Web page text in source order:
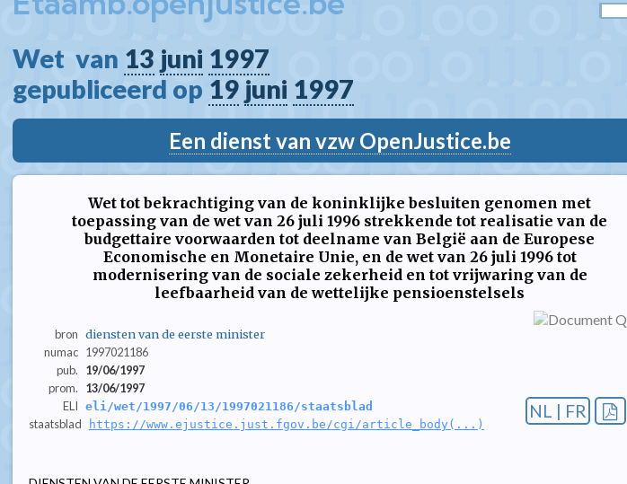
Wet  van 13 juni 1997
gepubliceerd op 19 juni 1997
Een dienst van vzw OpenJustice.be
Wet tot bekrachtiging van de koninklijke besluiten genomen met
toepassing van de wet van 26 juli 1996 strekkende tot realisatie van de
budgettaire voorwaarden tot deelname van België aan de Europese
Economische en Monetaire Unie, en de wet van 26 juli 1996 tot
modernisering van de sociale zekerheid en tot vrijwaring van de
leefbaarheid van de wettelijke pensioenstelsels
bron diensten van de eerste minister
numac 1997021186
pub.
19/06/1997
prom.
13/06/1997
ELI eli/wet/1997/06/13/1997021186/staatsblad
staatsblad https://www.ejustice.just.fgov.be/cgi/article_body(...)
NL | FR